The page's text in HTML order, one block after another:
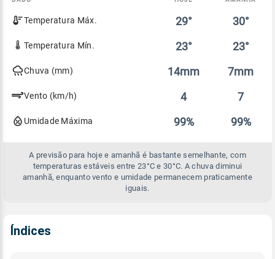
Comparativo
entre
previsão
hoje
Temperatura Máx. 29° 30°
Temperatura Mín. 23° 23°
Chuva (mm) 14mm 7mm
Vento (km/h) 4 7
Umidade Máxima 99% 99%
A previsão para hoje e amanhã é bastante semelhante, com
temperaturas estáveis entre 23°C e 30°C. A chuva diminui
amanhã, enquanto vento e umidade permanecem praticamente
iguais.
Índices